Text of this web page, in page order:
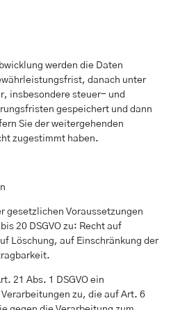
werden die Daten
danach unter
insbesondere steuer- und
gespeichert und dann
Sie der weitergehenden
zugestimmt haben.
gesetzlichen Voraussetzungen
20 DSGVO zu: Recht auf
Löschung, auf Einschränkung der
21 Abs. 1 DSGVO ein
zu, die auf Art. 6